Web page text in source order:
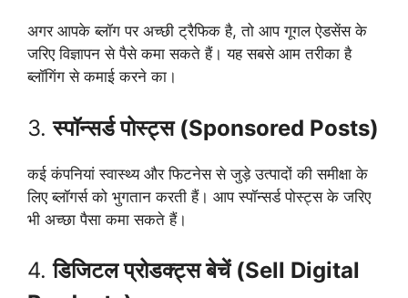
अगर आपके ब्लॉग पर अच्छी ट्रैफिक है, तो आप गूगल ऐडसेंस के
जरिए विज्ञापन से पैसे कमा सकते हैं। यह सबसे आम तरीका है
ब्लॉगिंग से कमाई करने का।
3.स्पॉन्सर्ड पोस्ट्स (Sponsored Posts)
कई कंपनियां स्वास्थ्य और फिटनेस से जुड़े उत्पादों की समीक्षा के
लिए ब्लॉगर्स को भुगतान करती हैं। आप स्पॉन्सर्ड पोस्ट्स के जरिए
भी अच्छा पैसा कमा सकते हैं।
4.डिजिटल प्रोडक्ट्स बेचें (Sell Digital